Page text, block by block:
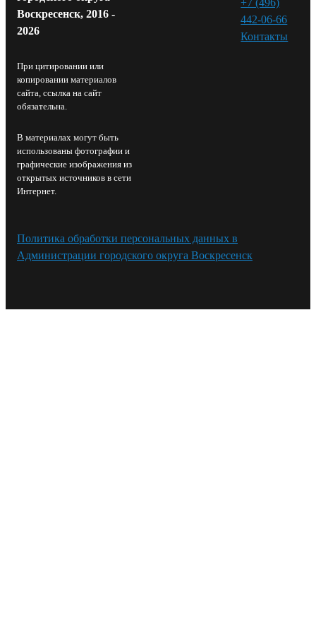
Воскресенск, 2016 -
2026
При цитировании или
копировании материалов
сайта, ссылка на сайт
обязательна.
В материалах могут быть
использованы фотографии и
графические изображения из
открытых источников в сети
Интернет.
442-06-66
Контакты⁠
Политика обработки персональных данных в
Администрации городского округа Воскресенск